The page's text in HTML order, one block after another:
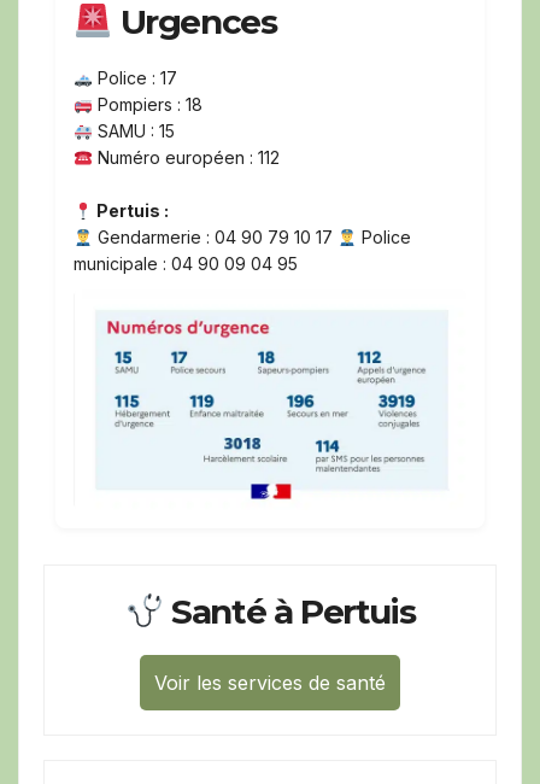
Urgences
Police : 17
Pompiers : 18
SAMU : 15
Numéro européen : 112
Pertuis :
Gendarmerie : 04 90 79 10 17
Police
municipale : 04 90 09 04 95
Santé à Pertuis
Voir les services de santé